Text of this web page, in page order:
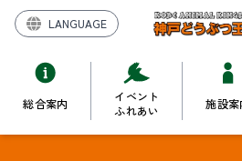
LANGUAGE
総合案内
イベント
ふれあい
施設案